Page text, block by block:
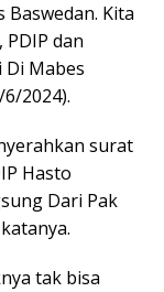
Kita
dan
Mabes
2024).
surat
Hasto
Dari Pak
tak bisa